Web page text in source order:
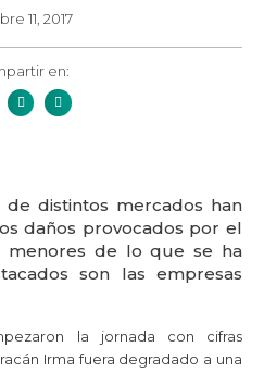
11, 2017
en:
de distintos mercados han
daños provocados por el
menores de lo que se ha
son las empresas
la jornada con cifras
Irma fuera degradado a una